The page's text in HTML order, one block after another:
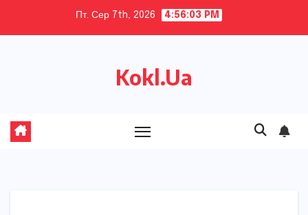
Пт. Сер 7th, 2026 4:56:04 PM
Kokl.Ua